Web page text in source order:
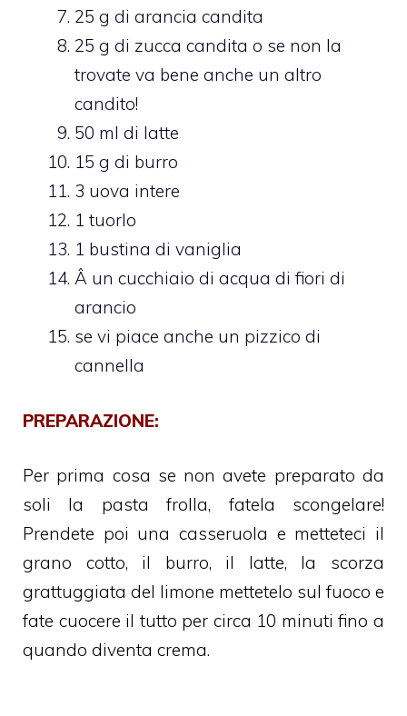
25 g di arancia candita
25 g di zucca candita o se non la
trovate va bene anche un altro
candito!
50 ml di latte
15 g di burro
3 uova intere
1 tuorlo
1 bustina di vaniglia
Â un cucchiaio di acqua di fiori di
arancio
se vi piace anche un pizzico di
cannella
PREPARAZIONE:
Per prima cosa se non avete preparato da
soli la pasta frolla, fatela scongelare!
Prendete poi una casseruola e metteteci il
grano cotto, il burro, il latte, la scorza
grattuggiata del limone mettetelo sul fuoco e
fate cuocere il tutto per circa 10 minuti fino a
quando diventa crema.